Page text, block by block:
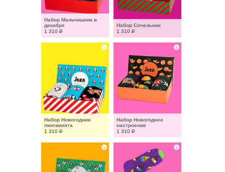
Набор Мальчишник в
декабре
1 310 Р
Набор Сочельник
1 310 Р
Набор Новогодние
пингвинята
1 310 Р
Набор Новогоднее
настроение
1 310 Р